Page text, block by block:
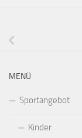
MENÜ
Sportangebot
Kinder